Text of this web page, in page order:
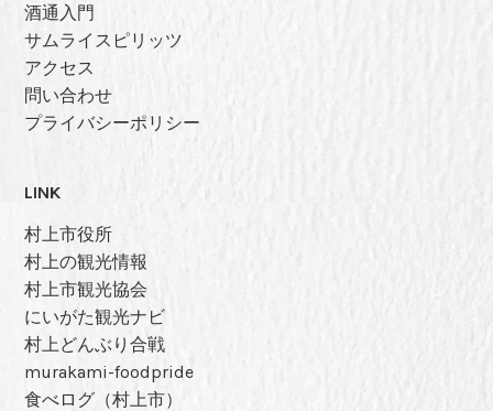
酒通入門
サムライスピリッツ
アクセス
問い合わせ
プライバシーポリシー
LINK
村上市役所
村上の観光情報
村上市観光協会
にいがた観光ナビ
村上どんぶり合戦
murakami-foodpride
食べログ（村上市）